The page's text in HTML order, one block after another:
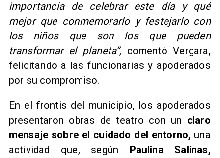
importancia de celebrar este día y qué
mejor que conmemorarlo y festejarlo con
los niños que son los que pueden
transformar el planeta”, comentó Vergara,
felicitando a las funcionarias y apoderados
por su compromiso.
En el frontis del municipio, los apoderados
presentaron obras de teatro con un claro
mensaje sobre el cuidado del entorno, una
actividad que, según Paulina Salinas,